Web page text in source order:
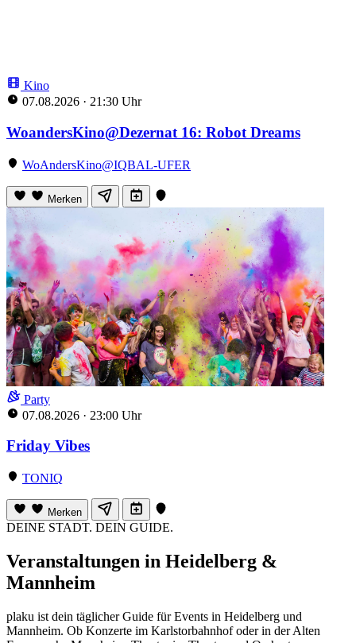
Kino
07.08.2026 · 21:30 Uhr
WoandersKino@Dezernat 16: Robot Dreams
WoAndersKino@IQBAL-UFER
Merken
Party
07.08.2026 · 23:00 Uhr
Friday Vibes
TONIQ
Merken
DEINE STADT. DEIN GUIDE.
Veranstaltungen in Heidelberg &
Mannheim
plaku ist dein täglicher Guide für Events in Heidelberg und
Mannheim. Ob Konzerte im Karlstorbahnhof oder in der Alten